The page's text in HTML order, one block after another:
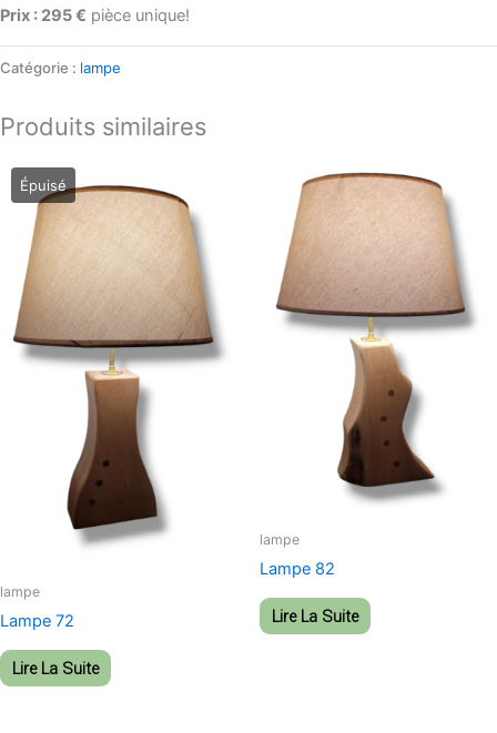
Prix : 295 € pièce unique!
Catégorie : lampe
Produits similaires
lampe
Lampe 72
Lire La Suite
lampe
Lampe 82
Lire La Suite